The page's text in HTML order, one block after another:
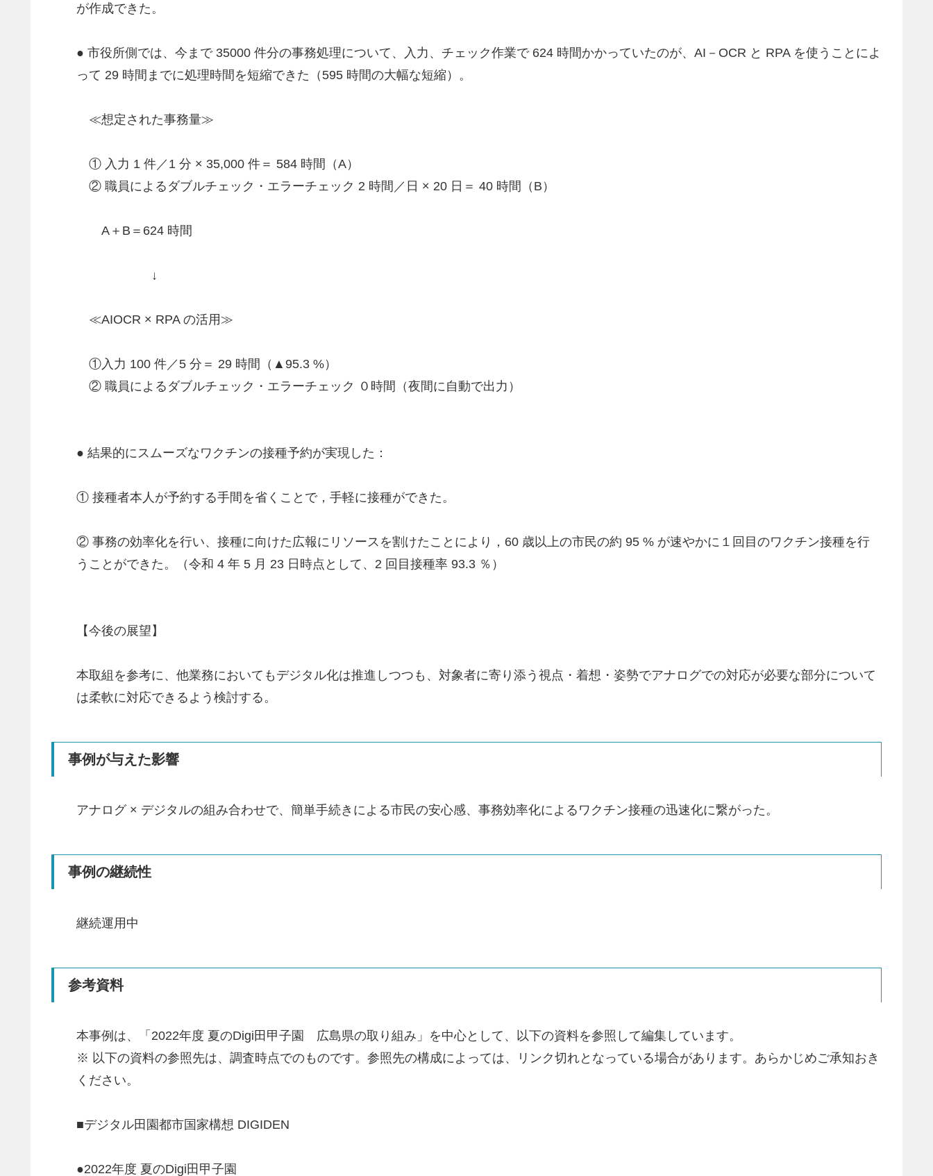
が作成できた。
● 市役所側では、今まで 35000 件分の事務処理について、入力、チェック作業で 624 時間かかっていたのが、AI－OCR と RPA を使うことによ
って 29 時間までに処理時間を短縮できた（595 時間の大幅な短縮）。
≪想定された事務量≫
① 入力 1 件／1 分 × 35,000 件＝ 584 時間（A）
② 職員によるダブルチェック・エラーチェック 2 時間／日 × 20 日＝ 40 時間（B）
A＋B＝624 時間
↓
≪AIOCR × RPA の活用≫
①入力 100 件／5 分＝ 29 時間（▲95.3 %）
② 職員によるダブルチェック・エラーチェック ０時間（夜間に自動で出力）
● 結果的にスムーズなワクチンの接種予約が実現した：
① 接種者本人が予約する手間を省くことで，手軽に接種ができた。
② 事務の効率化を行い、接種に向けた広報にリソースを割けたことにより，60 歳以上の市民の約 95 % が速やかに１回目のワクチン接種を行
うことができた。（令和 4 年 5 月 23 日時点として、2 回目接種率 93.3 ％）
【今後の展望】
本取組を参考に、他業務においてもデジタル化は推進しつつも、対象者に寄り添う視点・着想・姿勢でアナログでの対応が必要な部分について
は柔軟に対応できるよう検討する。
事例が与えた影響
アナログ × デジタルの組み合わせで、簡単手続きによる市民の安心感、事務効率化によるワクチン接種の迅速化に繋がった。
事例の継続性
継続運用中
参考資料
本事例は、「2022年度 夏のDigi田甲子園 広島県の取り組み」を中心として、以下の資料を参照して編集しています。
※ 以下の資料の参照先は、調査時点でのものです。参照先の構成によっては、リンク切れとなっている場合があります。あらかじめご承知おき
ください。
■デジタル田園都市国家構想 DIGIDEN
●2022年度 夏のDigi田甲子園